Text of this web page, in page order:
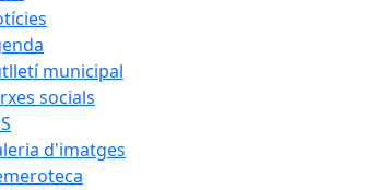
municipal
socials
d'imatges